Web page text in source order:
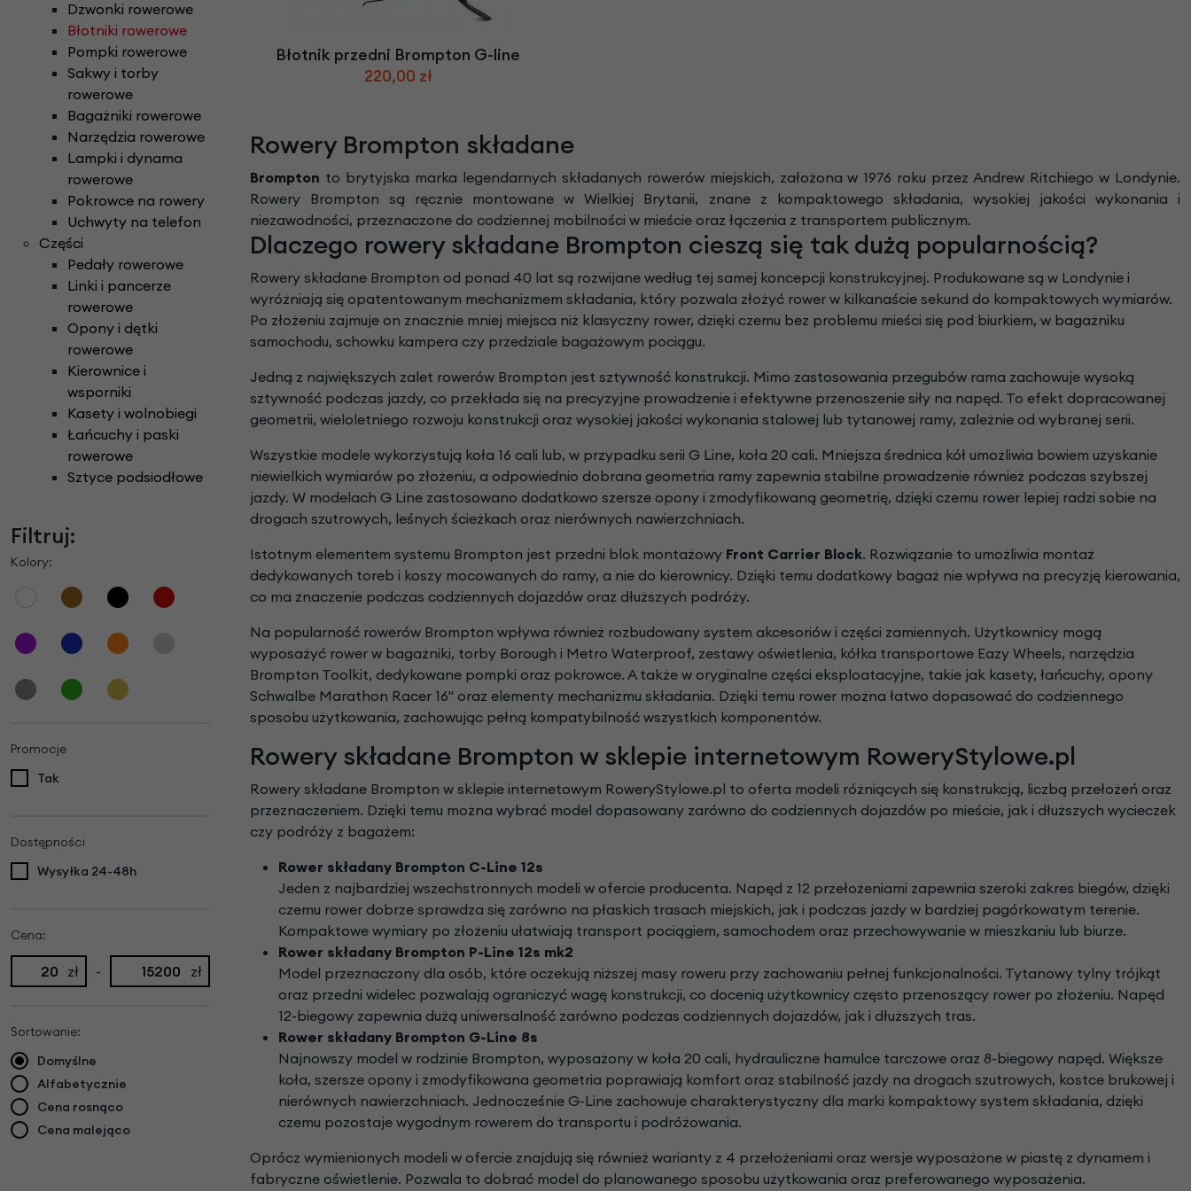
Rowery Tandem
Rowery Trójkołowe
Rowerki biegowe
Rowery Cargo / transportowe
Gazelle
Części do rowerów elektrycznych
Dzwonki rowerowe
oteliki rowerowe
amulce rowerowe
K asety i wolnobiegi
Kaski rowerowe
ańcuchy i paski rowerowe
Napęd paskowy Gates
Narzędzia rowerowe
Obręcze i koła rowerowe
Pompki rowerowe
Przerzutki rowerowe
Siodełka rowerowe
Strida - części
Dzwonki rowerowe
Błotniki rowerowe
Pompki rowerowe
Sakwy i torby
rowerowe
Bagażniki rowerowe
Narzędzia rowerowe
Lampki i dynama
rowerowe
Pokrowce na rowery
Uchwyty na telefon
Części
Pedały rowerowe
Linki i pancerze
rowerowe
Opony i dętki
rowerowe
Kierownice i
wsporniki
Kasety i wolnobiegi
Łańcuchy i paski
rowerowe
Sztyce podsiodłowe
Filtruj:
Kolory:
Promocje
Tak
Dostępności
Wysyłka 24-48h
Cena:
zł - zł
Sortowanie:
Domyślne
Alfabetycznie
Cena rosnąco
Cena malejąco
Błotnik przedni Brompton G-line
220,00 zł
Rowery Brompton składane
Brompton to brytyjska marka legendarnych składanych rowerów miejskich, założona w 1976 roku przez Andrew Ritchiego w Londynie.
Rowery Brompton są ręcznie montowane w Wielkiej Brytanii, znane z kompaktowego składania, wysokiej jakości wykonania i
niezawodności, przeznaczone do codziennej mobilności w mieście oraz łączenia z transportem publicznym.
Dlaczego rowery składane Brompton cieszą się tak dużą popularnością?
Rowery składane Brompton od ponad 40 lat są rozwijane według tej samej koncepcji konstrukcyjnej. Produkowane są w Londynie i
wyróżniają się opatentowanym mechanizmem składania, który pozwala złożyć rower w kilkanaście sekund do kompaktowych wymiarów.
Po złożeniu zajmuje on znacznie mniej miejsca niż klasyczny rower, dzięki czemu bez problemu mieści się pod biurkiem, w bagażniku
samochodu, schowku kampera czy przedziale bagażowym pociągu.
Jedną z największych zalet rowerów Brompton jest sztywność konstrukcji. Mimo zastosowania przegubów rama zachowuje wysoką
sztywność podczas jazdy, co przekłada się na precyzyjne prowadzenie i efektywne przenoszenie siły na napęd. To efekt dopracowanej
geometrii, wieloletniego rozwoju konstrukcji oraz wysokiej jakości wykonania stalowej lub tytanowej ramy, zależnie od wybranej serii.
Wszystkie modele wykorzystują koła 16 cali lub, w przypadku serii G Line, koła 20 cali. Mniejsza średnica kół umożliwia bowiem uzyskanie
niewielkich wymiarów po złożeniu, a odpowiednio dobrana geometria ramy zapewnia stabilne prowadzenie również podczas szybszej
jazdy. W modelach G Line zastosowano dodatkowo szersze opony i zmodyfikowaną geometrię, dzięki czemu rower lepiej radzi sobie na
drogach szutrowych, leśnych ścieżkach oraz nierównych nawierzchniach.
Istotnym elementem systemu Brompton jest przedni blok montażowy Front Carrier Block. Rozwiązanie to umożliwia montaż
dedykowanych toreb i koszy mocowanych do ramy, a nie do kierownicy. Dzięki temu dodatkowy bagaż nie wpływa na precyzję kierowania,
co ma znaczenie podczas codziennych dojazdów oraz dłuższych podróży.
Na popularność rowerów Brompton wpływa również rozbudowany system akcesoriów i części zamiennych. Użytkownicy mogą
wyposażyć rower w bagażniki, torby Borough i Metro Waterproof, zestawy oświetlenia, kółka transportowe Eazy Wheels, narzędzia
Brompton Toolkit, dedykowane pompki oraz pokrowce. A także w oryginalne części eksploatacyjne, takie jak kasety, łańcuchy, opony
Schwalbe Marathon Racer 16" oraz elementy mechanizmu składania. Dzięki temu rower można łatwo dopasować do codziennego
sposobu użytkowania, zachowując pełną kompatybilność wszystkich komponentów.
Rowery składane Brompton w sklepie internetowym RoweryStylowe.pl
Rowery składane Brompton w sklepie internetowym RoweryStylowe.pl to oferta modeli różniących się konstrukcją, liczbą przełożeń oraz
przeznaczeniem. Dzięki temu można wybrać model dopasowany zarówno do codziennych dojazdów po mieście, jak i dłuższych wycieczek
czy podróży z bagażem:
Rower składany Brompton C-Line 12s
Jeden z najbardziej wszechstronnych modeli w ofercie producenta. Napęd z 12 przełożeniami zapewnia szeroki zakres biegów, dzięki
czemu rower dobrze sprawdza się zarówno na płaskich trasach miejskich, jak i podczas jazdy w bardziej pagórkowatym terenie.
Kompaktowe wymiary po złożeniu ułatwiają transport pociągiem, samochodem oraz przechowywanie w mieszkaniu lub biurze.
Rower składany Brompton P-Line 12s mk2
Model przeznaczony dla osób, które oczekują niższej masy roweru przy zachowaniu pełnej funkcjonalności. Tytanowy tylny trójkąt
oraz przedni widelec pozwalają ograniczyć wagę konstrukcji, co docenią użytkownicy często przenoszący rower po złożeniu. Napęd
12-biegowy zapewnia dużą uniwersalność zarówno podczas codziennych dojazdów, jak i dłuższych tras.
Rower składany Brompton G-Line 8s
Najnowszy model w rodzinie Brompton, wyposażony w koła 20 cali, hydrauliczne hamulce tarczowe oraz 8-biegowy napęd. Większe
koła, szersze opony i zmodyfikowana geometria poprawiają komfort oraz stabilność jazdy na drogach szutrowych, kostce brukowej i
nierównych nawierzchniach. Jednocześnie G-Line zachowuje charakterystyczny dla marki kompaktowy system składania, dzięki
czemu pozostaje wygodnym rowerem do transportu i podróżowania.
Oprócz wymienionych modeli w ofercie znajdują się również warianty z 4 przełożeniami oraz wersje wyposażone w piastę z dynamem i
fabryczne oświetlenie. Pozwala to dobrać model do planowanego sposobu użytkowania oraz preferowanego wyposażenia.